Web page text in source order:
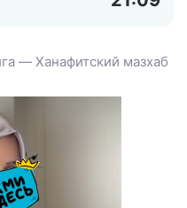
— Ханафитский мазхаб